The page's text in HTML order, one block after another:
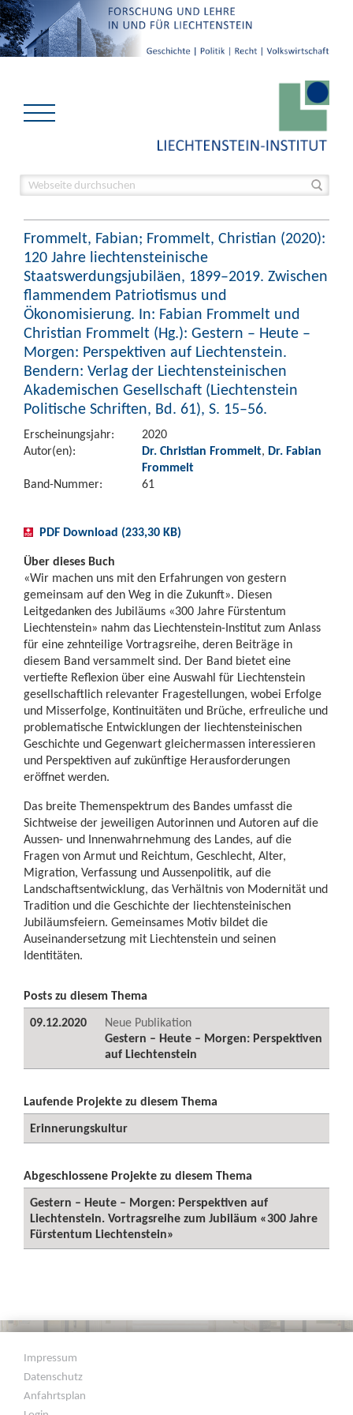
Frommelt, Fabian; Frommelt, Christian (2020):
120 Jahre liechtensteinische
Staatswerdungsjubiläen, 1899–2019. Zwischen
flammendem Patriotismus und
Ökonomisierung. In: Fabian Frommelt und
Christian Frommelt (Hg.): Gestern – Heute –
Morgen: Perspektiven auf Liechtenstein.
Bendern: Verlag der Liechtensteinischen
Akademischen Gesellschaft (Liechtenstein
Politische Schriften, Bd. 61), S. 15–56.
Erscheinungsjahr:
2020
Autor(en):
Dr. Christian Frommelt, Dr. Fabian
Frommelt
Band-Nummer:
61
PDF Download (233,30 KB)
Über dieses Buch
«Wir machen uns mit den Erfahrungen von gestern
gemeinsam auf den Weg in die Zukunft». Diesen
Leitgedanken des Jubiläums «300 Jahre Fürstentum
Liechtenstein» nahm das Liechtenstein-Institut zum Anlass
für eine zehnteilige Vortragsreihe, deren Beiträge in
diesem Band versammelt sind. Der Band bietet eine
vertiefte Reflexion über eine Auswahl für Liechtenstein
gesellschaftlich relevanter Fragestellungen, wobei Erfolge
und Misserfolge, Kontinuitäten und Brüche, erfreuliche und
problematische Entwicklungen der liechtensteinischen
Geschichte und Gegenwart gleichermassen interessieren
und Perspektiven auf zukünftige Herausforderungen
eröffnet werden.
Das breite Themenspektrum des Bandes umfasst die
Sichtweise der jeweiligen Autorinnen und Autoren auf die
Aussen- und Innenwahrnehmung des Landes, auf die
Fragen von Armut und Reichtum, Geschlecht, Alter,
Migration, Verfassung und Aussenpolitik, auf die
Landschaftsentwicklung, das Verhältnis von Modernität und
Tradition und die Geschichte der liechtensteinischen
Jubiläumsfeiern. Gemeinsames Motiv bildet die
Auseinandersetzung mit Liechtenstein und seinen
Identitäten.
Posts zu diesem Thema
09.12.2020
Neue Publikation
Gestern – Heute – Morgen: Perspektiven
auf Liechtenstein
Laufende Projekte zu diesem Thema
Erinnerungskultur
Abgeschlossene Projekte zu diesem Thema
Gestern – Heute – Morgen: Perspektiven auf
Liechtenstein. Vortragsreihe zum Jubiläum «300 Jahre
Fürstentum Liechtenstein»
Impressum
Datenschutz
Anfahrtsplan